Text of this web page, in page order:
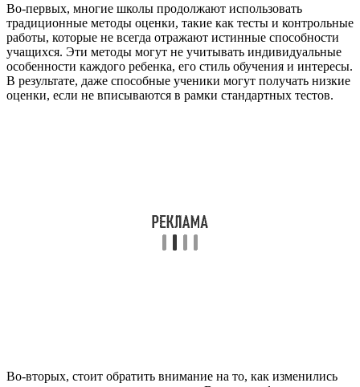
Во-первых, многие школы продолжают использовать
традиционные методы оценки, такие как тесты и контрольные
работы, которые не всегда отражают истинные способности
учащихся. Эти методы могут не учитывать индивидуальные
особенности каждого ребенка, его стиль обучения и интересы.
В результате, даже способные ученики могут получать низкие
оценки, если не вписываются в рамки стандартных тестов.
Во-вторых, стоит обратить внимание на то, как изменились